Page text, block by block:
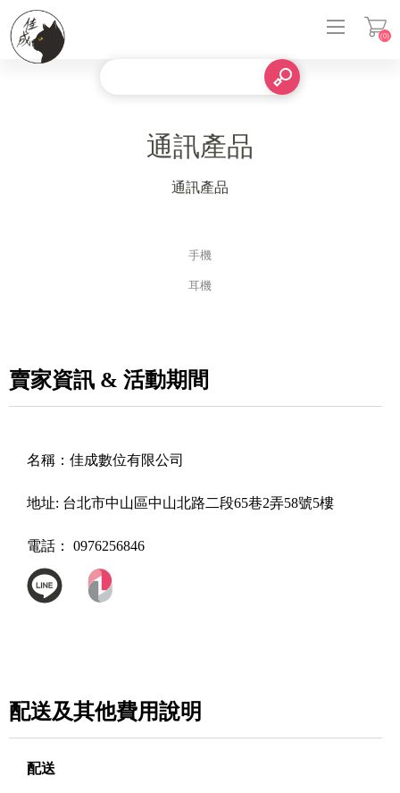
(0)
通訊產品
通訊產品
手機
耳機
賣家資訊 & 活動期間
名稱： 佳成數位有限公司
地址: 台北市中山區中山北路二段65巷2弄58號5樓
電話： 0976256846
配送及其他費用說明
配送